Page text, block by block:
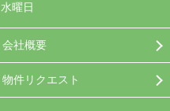
水曜日
会社概要
物件リクエスト